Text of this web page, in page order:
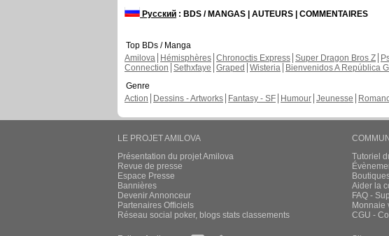
Русский : BDS / MANGAS | AUTEURS | COMMENTAIRES
Top BDs / Manga
Amilova
Hémisphères Chronoctis Express Super Dragon Bros Z
Connection Sethxfaye Graped Wisteria Bienvenidos A República
Genre
Action
Dessins - Artworks Fantasy - SF Humour Jeunesse
LE PROJET AMILOVA
Présentation du projet Amilova
Revue de presse
Espace Presse
Bannières
Devenir Annonceur
Partenaires Officiels
Réseau social poker, blogs stats classements
Tutoriel
Aider la
FAQ -
Monnaie
CGU -